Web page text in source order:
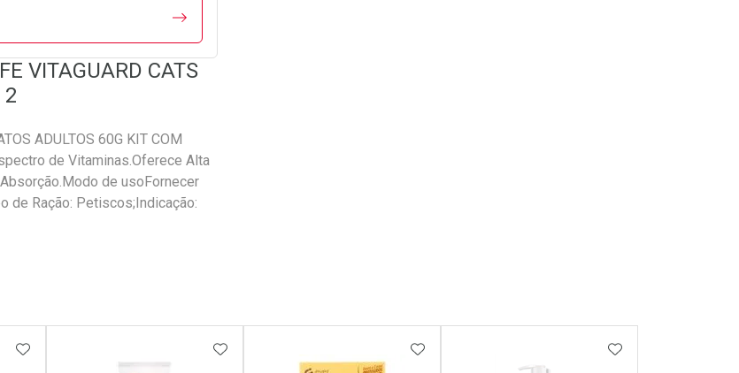
VITAGUARD CATS
2
ADULTOS 60G KIT COM
de Vitaminas.Oferece Alta
de usoFornecer
de Ração: Petiscos;Indicação:
ADICIONAR AOS FAVORITOSADICIONAR AOS FAVORITOSADICIONAR AOS FAVORITOSADICIONAR AOS